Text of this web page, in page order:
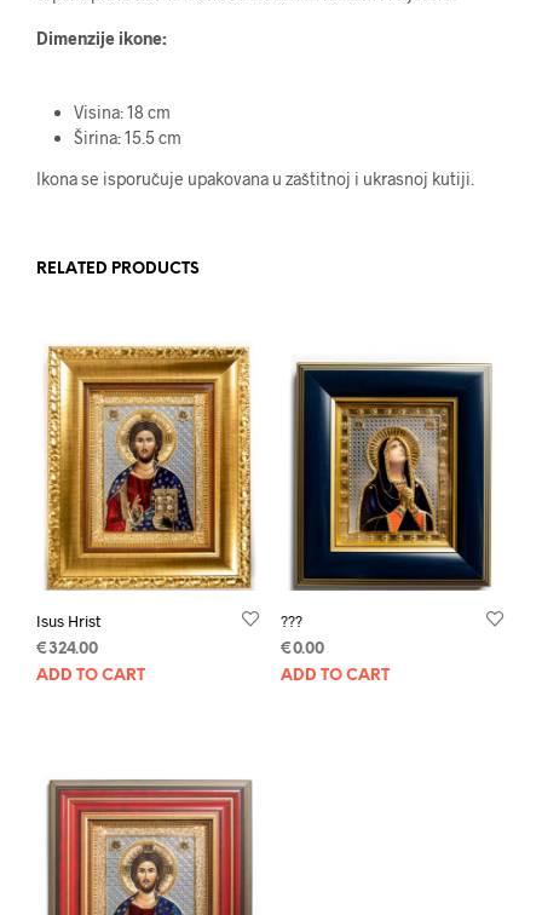
Dimenzije ikone:
Visina: 18 cm
Širina: 15.5 cm
Ikona se isporučuje upakovana u zaštitnoj i ukrasnoj kutiji.
RELATED PRODUCTS
Isus Hrist
€324.00
ADD TO CART
???
€0.00
ADD TO CART